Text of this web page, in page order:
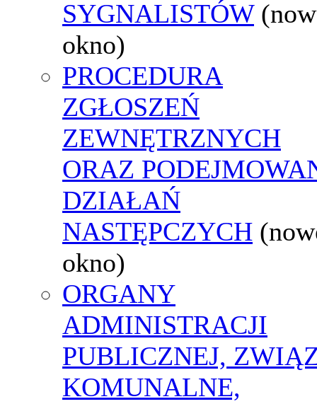
SYGNALISTÓW
okno)
PROCEDURA
ZGŁOSZEŃ
ZEWNĘTRZNYCH
ORAZ
DZIAŁAŃ
NASTĘPCZYCH
okno)
ORGANY
ADMINISTRACJI
PUBLICZNEJ,
KOMUNALNE,